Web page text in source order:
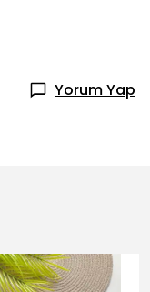
Yorum Yap